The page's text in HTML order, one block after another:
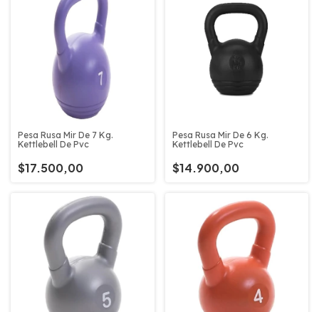
Pesa Rusa Mir De 7 Kg.
Kettlebell De Pvc
$17.500,00
Pesa Rusa Mir De 6 Kg.
Kettlebell De Pvc
$14.900,00